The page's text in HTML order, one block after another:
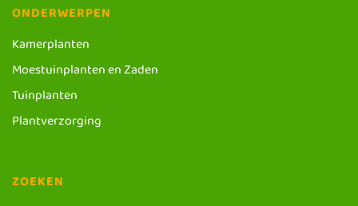
ONDERWERPEN
Kamerplanten
Moestuinplanten en Zaden
Tuinplanten
Plantverzorging
ZOEKEN